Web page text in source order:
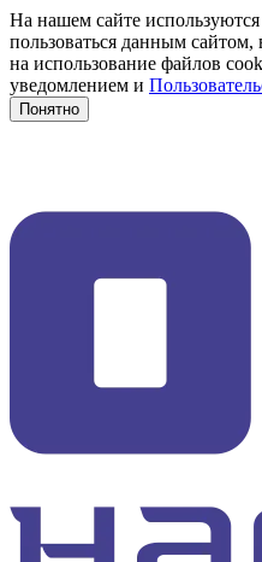
На нашем сайте
пользоваться данным сайтом,
на использование файлов
уведомлением и
Понятно